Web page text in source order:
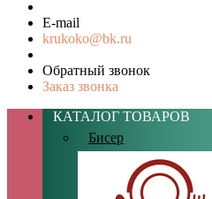
E-mail
krukoko@bk.ru
Обратный звонок
Заказ звонка
КАТАЛОГ ТОВАРОВ
Бисер